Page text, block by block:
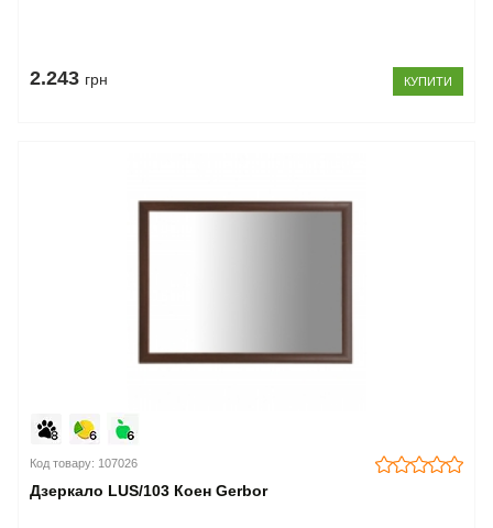
2.243 грн КУПИТИ
Код товару: 107026
Дзеркало LUS/103 Коен Gerbor